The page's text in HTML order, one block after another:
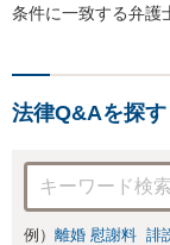
条件に一致する弁護
法律Q&Aを探す
例） 離婚 慰謝料 誹